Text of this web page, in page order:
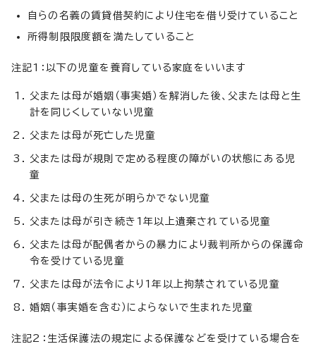
自らの名義の賃貸借契約により住宅を借り受けていること
所得制限限度額を満たしていること
注記1：以下の児童を養育している家庭をいいます
父または母が婚姻（事実婚）を解消した後、父または母と生
計を同じくしていない児童
父または母が死亡した児童
父または母が規則で定める程度の障がいの状態にある児
童
父または母の生死が明らかでない児童
父または母が引き続き1年以上遺棄されている児童
父または母が配偶者からの暴力により裁判所からの保護命
令を受けている児童
父または母が法令により1年以上拘禁されている児童
婚姻（事実婚を含む）によらないで生まれた児童
注記2：生活保護法の規定による保護などを受けている場合を